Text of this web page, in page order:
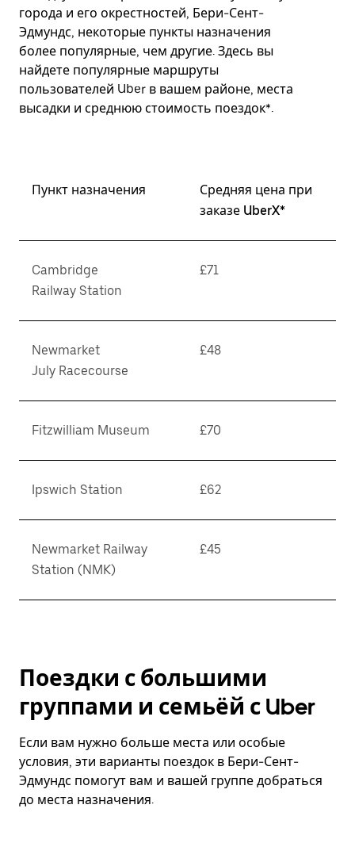
города и его окрестностей, Бери-Сент-
Эдмундс, некоторые пункты назначения
более популярные, чем другие. Здесь вы
найдете популярные маршруты
пользователей Uber в вашем районе, места
высадки и среднюю стоимость поездок*.
Пункт назначения
Средняя цена при
заказе UberX*
Cambridge
Railway Station
£71
Newmarket
July Racecourse
£48
Fitzwilliam Museum £70
Ipswich Station £62
Newmarket Railway
Station (NMK)
£45
Поездки с большими
группами и семьёй с Uber
Если вам нужно больше места или особые
условия, эти варианты поездок в Бери-Сент-
Эдмундс помогут вам и вашей группе добраться
до места назначения.